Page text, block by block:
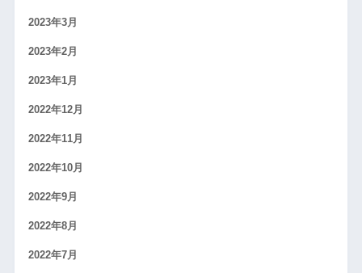
2023年3月
2023年2月
2023年1月
2022年12月
2022年11月
2022年10月
2022年9月
2022年8月
2022年7月